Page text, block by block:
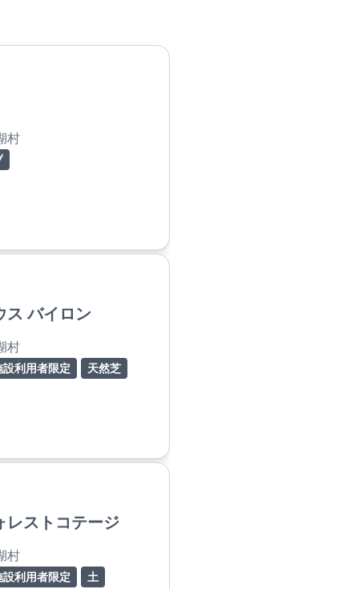
村
ス バイロン
村
設利用者限定 天然芝
レストコテージ
村
設利用者限定 土